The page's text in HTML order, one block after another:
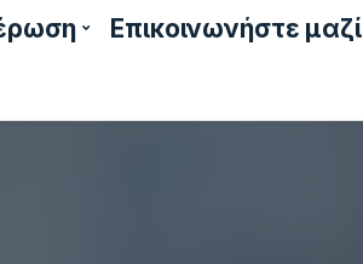
Επικοινωνήστε